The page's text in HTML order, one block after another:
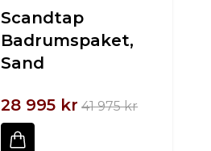
Scandtap
Badrumspaket,
Sand
28 995 kr 41 975 kr